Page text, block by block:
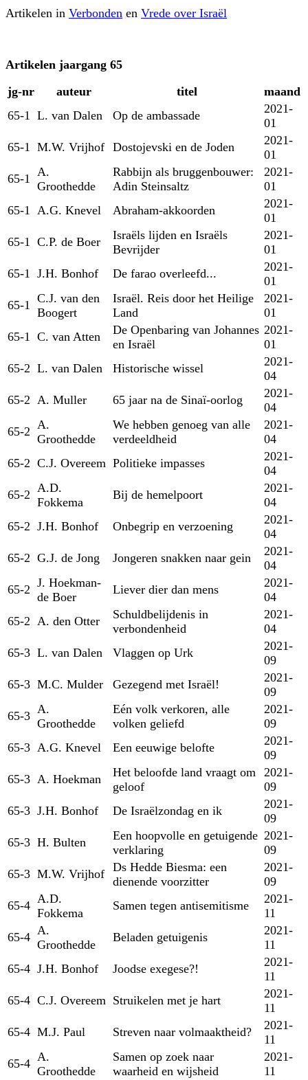
Artikelen in Verbonden en Vrede over Israël
Artikelen jaargang 65
jg‑nr
auteur titel
maand
65-1
L. van Dalen Op de ambassade
2021-
01
65-1
M.W. Vrijhof Dostojevski en de Joden
2021-
01
65-1
A.
Groothedde
Rabbijn als bruggenbouwer:
Adin Steinsaltz
2021-
01
65-1
A.G. Knevel Abraham-akkoorden
2021-
01
65-1
C.P. de Boer
Israëls lijden en Israëls
Bevrijder
2021-
01
65-1
J.H. Bonhof De farao overleefd...
2021-
01
65-1
C.J. van den
Boogert
Israël. Reis door het Heilige
Land
2021-
01
65-1
C. van Atten
De Openbaring van Johannes
en Israël
2021-
01
65-2 L. van Dalen Historische wissel
2021-
04
65-2 A. Muller 65 jaar na de Sinaï-oorlog
2021-
04
65-2 A.
Groothedde
We hebben genoeg van alle
verdeeldheid
2021-
04
65-2 C.J. Overeem Politieke impasses
2021-
04
65-2 A.D.
Fokkema
Bij de hemelpoort
2021-
04
65-2 J.H. Bonhof Onbegrip en verzoening
2021-
04
65-2 G.J. de Jong Jongeren snakken naar gein
2021-
04
65-2 J. Hoekman-
de Boer
Liever dier dan mens
2021-
04
65-2 A. den Otter
Schuldbelijdenis in
verbondenheid
2021-
04
65-3 L. van Dalen Vlaggen op Urk
2021-
09
65-3 M.C. Mulder Gezegend met Israël!
2021-
09
65-3 A.
Groothedde
Eén volk verkoren, alle
volken geliefd
2021-
09
65-3 A.G. Knevel Een eeuwige belofte
2021-
09
65-3 A. Hoekman
Het beloofde land vraagt om
geloof
2021-
09
65-3 J.H. Bonhof De Israëlzondag en ik
2021-
09
65-3 H. Bulten
Een hoopvolle en getuigende
verklaring
2021-
09
65-3 M.W. Vrijhof Ds Hedde Biesma: een
dienende voorzitter
2021-
09
65-4 A.D.
Fokkema
Samen tegen antisemitisme
2021-
11
65-4 A.
Groothedde
Beladen getuigenis
2021-
11
65-4 J.H. Bonhof Joodse exegese?!
2021-
11
65-4 C.J. Overeem Struikelen met je hart
2021-
11
65-4 M.J. Paul Streven naar volmaaktheid?
2021-
11
65-4 A.
Groothedde
Samen op zoek naar
waarheid en wijsheid
2021-
11